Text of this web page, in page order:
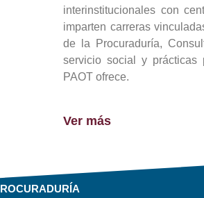
interinstitucionales con
imparten carreras
de la Procuraduría,
servicio social y prácticas
PAOT ofrece.
Ver más